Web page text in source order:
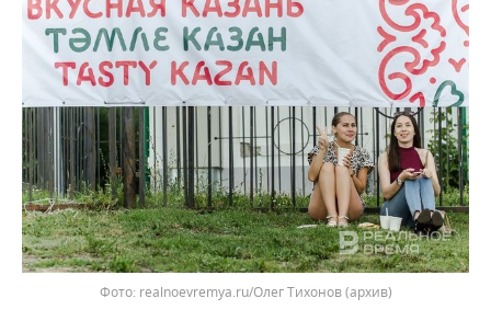
realnoevremya.ru/Олег Тихонов (архив)